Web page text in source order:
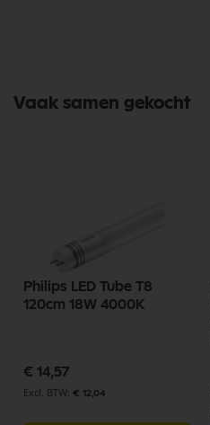
Vaak samen gekocht
Philips LED Tube T8
120cm 18W 4000K
€ 14,57
€ 12,04